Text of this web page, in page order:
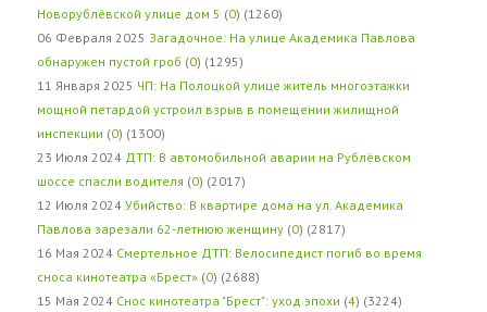
Новорублёвской улице дом 5 (0) (1260)
06 Февраля 2025 Загадочное: На улице Академика Павлова
обнаружен пустой гроб (0) (1295)
11 Января 2025 ЧП: На Полоцкой улице житель многоэтажки
мощной петардой устроил взрыв в помещении жилищной
инспекции (0) (1300)
23 Июля 2024 ДТП: В автомобильной аварии на Рублёвском
шоссе спасли водителя (0) (2017)
12 Июля 2024 Убийство: В квартире дома на ул. Академика
Павлова зарезали 62-летнюю женщину (0) (2817)
16 Мая 2024 Смертельное ДТП: Велосипедист погиб во время
сноса кинотеатра «Брест» (0) (2688)
15 Мая 2024 Снос кинотеатра "Брест": уход эпохи (4) (3224)